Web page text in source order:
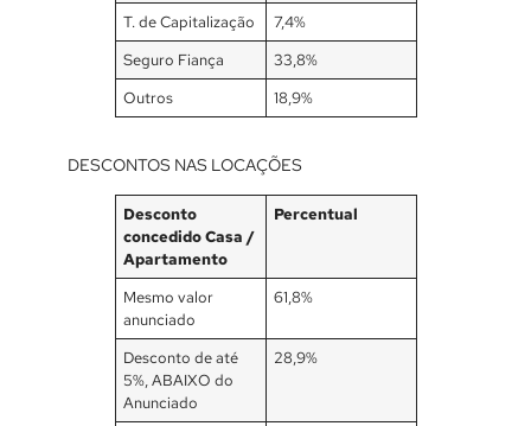
T. de Capitalização
7,4%
Seguro Fiança
33,8%
Outros
18,9%
DESCONTOS NAS LOCAÇÕES
Desconto
concedido Casa /
Apartamento
Percentual
Mesmo valor
anunciado
61,8%
Desconto de até
5%, ABAIXO do
Anunciado
28,9%